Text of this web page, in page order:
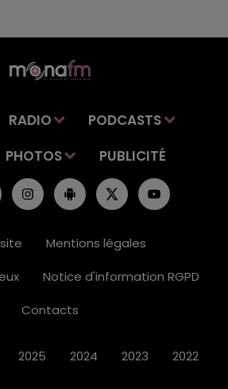
RADIO
PODCASTS
PHOTOS PUBLICITÉ
Mentions légales
Notice d'information RGPD
Contacts
2025 2024 2023 2022